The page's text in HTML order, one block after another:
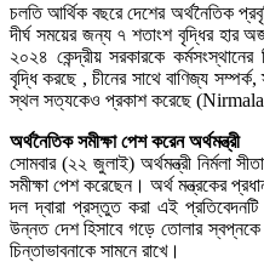
চলতি আর্থিক বছরে দেশের অর্থনৈতিক
দীর্ঘ সময়ের জন্য ৭ শতাংশ বৃদ্ধির হার
২০২৪ কেন্দ্রীয় সরকারকে
বৃদ্ধি করছে , চীনের সাথে বাণিজ্য সম্পর্ক,
স্থল সত্যকেও প্রকাশ করেছে
অর্থনৈতিক সমীক্ষা পেশ করেন অর্থমন্ত্রী
সোমবার (২২ জুলাই) অর্থমন্ত্রী নির্মলা
সমীক্ষা পেশ করেছেন। অর্থ মন্ত্রকের
দল দ্বারা প্রস্তুত করা এই
উন্নত দেশ হিসাবে গড়ে তোলার স্বপ্নকে
চিন্তাভাবনাকে সামনে রাখে।